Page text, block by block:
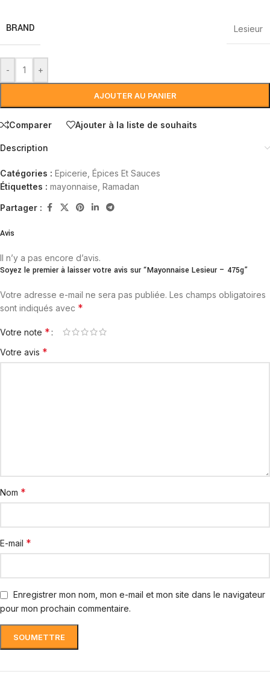
BRAND Lesieur
- +
AJOUTER AU PANIER
Comparer Ajouter à la liste de souhaits
Description
Catégories : Epicerie Épices Et Sauces
Étiquettes : mayonnaise Ramadan
Partager :
Avis
Il n’y a pas encore d’avis.
Soyez le premier à laisser votre avis sur “Mayonnaise Lesieur – 475g”
Votre adresse e-mail ne sera pas publiée. Les champs obligatoires
sont indiqués avec *
Votre note *
Votre avis *
Nom *
E-mail *
Enregistrer mon nom, mon e-mail et mon site dans le navigateur
pour mon prochain commentaire.